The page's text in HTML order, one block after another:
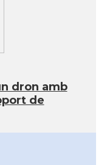
dron amb
de